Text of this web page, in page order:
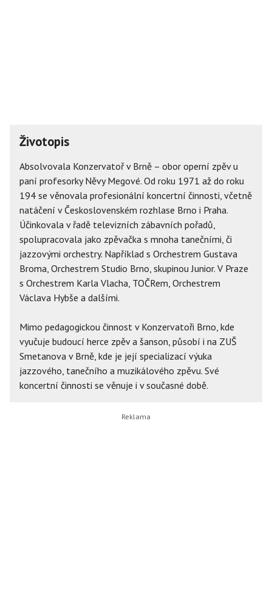
Životopis
Absolvovala Konzervatoř v Brně – obor operní zpěv u
paní profesorky Něvy Megové. Od roku 1971 až do roku
194 se věnovala profesionální koncertní činnosti, včetně
natáčení v Československém rozhlase Brno i Praha.
Účinkovala v řadě televizních zábavních pořadů,
spolupracovala jako zpěvačka s mnoha tanečními, či
jazzovými orchestry. Například s Orchestrem Gustava
Broma, Orchestrem Studio Brno, skupinou Junior. V Praze
s Orchestrem Karla Vlacha, TOČRem, Orchestrem
Václava Hybše a dalšími.
Mimo pedagogickou činnost v Konzervatoři Brno, kde
vyučuje budoucí herce zpěv a šanson, působí i na ZUŠ
Smetanova v Brně, kde je její specializací výuka
jazzového, tanečního a muzikálového zpěvu. Své
koncertní činnosti se věnuje i v současné době.